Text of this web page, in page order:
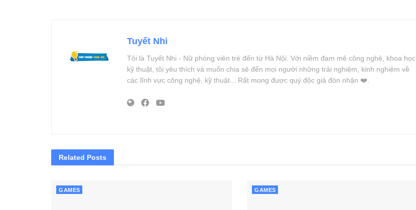
Tuyết Nhi
Tôi là Tuyết Nhi - Nữ phóng viên trẻ đến từ Hà Nội. Với niềm đam mê công nghệ, khoa học
kỹ thuật, tôi yêu thích và muốn chia sẻ đến mọi người những trải nghiệm, kinh nghiệm về
các lĩnh vực công nghệ, kỹ thuật... Rất mong được quý độc giả đón nhận ❤️.
Related Posts
GAMES GAMES